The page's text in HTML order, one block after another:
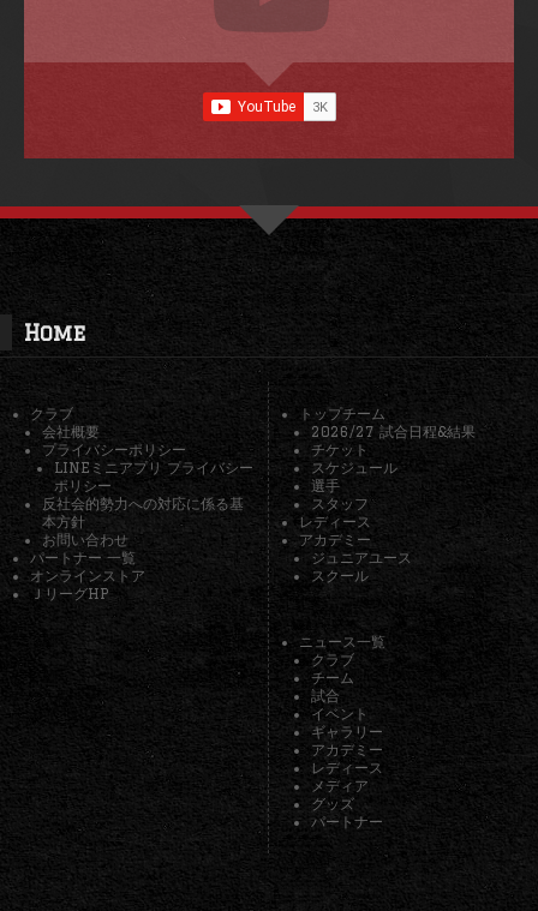
Home
クラブ
会社概要
プライバシーポリシー
LINEミニアプリ プライバシー
ポリシー
反社会的勢力への対応に係る基
本方針
お問い合わせ
パートナー 一覧
オンラインストア
ＪリーグHP
トップチーム
2026/27 試合日程&結果
チケット
スケジュール
選手
スタッフ
レディース
アカデミー
ジュニアユース
スクール
ニュース一覧
クラブ
チーム
試合
イベント
ギャラリー
アカデミー
レディース
メディア
グッズ
パートナー